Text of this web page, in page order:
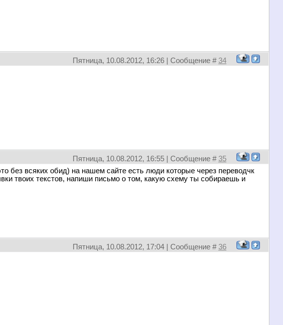
Пятница, 10.08.2012, 16:26 | Сообщение # 34
Пятница, 10.08.2012, 16:55 | Сообщение # 35
без всяких обид) на нашем сайте есть люди которые через переводчк
твоих текстов, напиши письмо о том, какую схему ты собираешь и
Пятница, 10.08.2012, 17:04 | Сообщение # 36